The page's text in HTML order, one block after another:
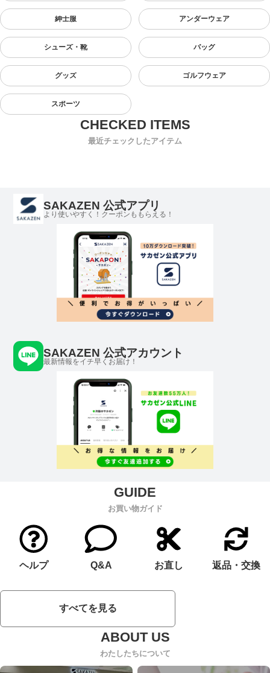
紳士服 アンダーウェア
シューズ・靴 バッグ
グッズ ゴルフウェア
スポーツ
最近チェックしたアイテム
SAKAZEN 公式アプリ
より使いやすく！クーポンももらえる！
SAKAZEN 公式アカウント
最新情報をイチ早くお届け！
お買い物ガイド
ヘルプ Q&A お直し 返品・交換
すべてを見る
わたしたちについて